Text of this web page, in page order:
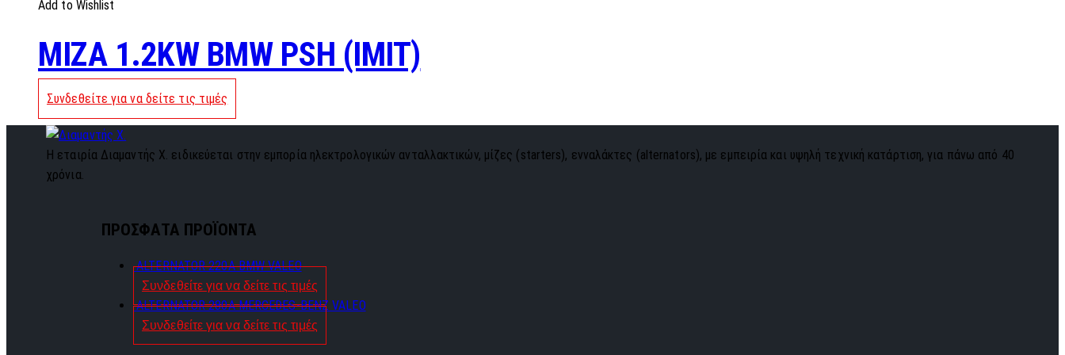
Add to Wishlist
MIZA 1.2KW BMW PSH (IMIT)
Συνδεθείτε για να δείτε τις τιμές
Η εταιρία Διαμαντής Χ. ειδικεύεται στην εμπορία ηλεκτρολογικών ανταλλακτικών, μίζες (starters), ενναλάκτες (alternators), με εμπειρία και υψηλή τεχνική κατάρτιση, για πάνω από 40
χρόνια.
ΠΡΟΣΦΑΤΑ ΠΡΟΪΟΝΤΑ
ALTERNATOR 220A BMW VALEO
Συνδεθείτε για να δείτε τις τιμές
ALTERNATOR 280A MERCEDES-BENZ VALEO
Συνδεθείτε για να δείτε τις τιμές